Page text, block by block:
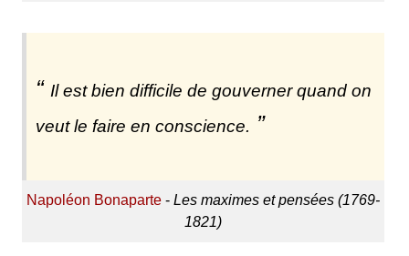
Il est bien difficile de gouverner quand on
veut le faire en conscience.
Napoléon Bonaparte- Les maximes et pensées (1769-
1821)